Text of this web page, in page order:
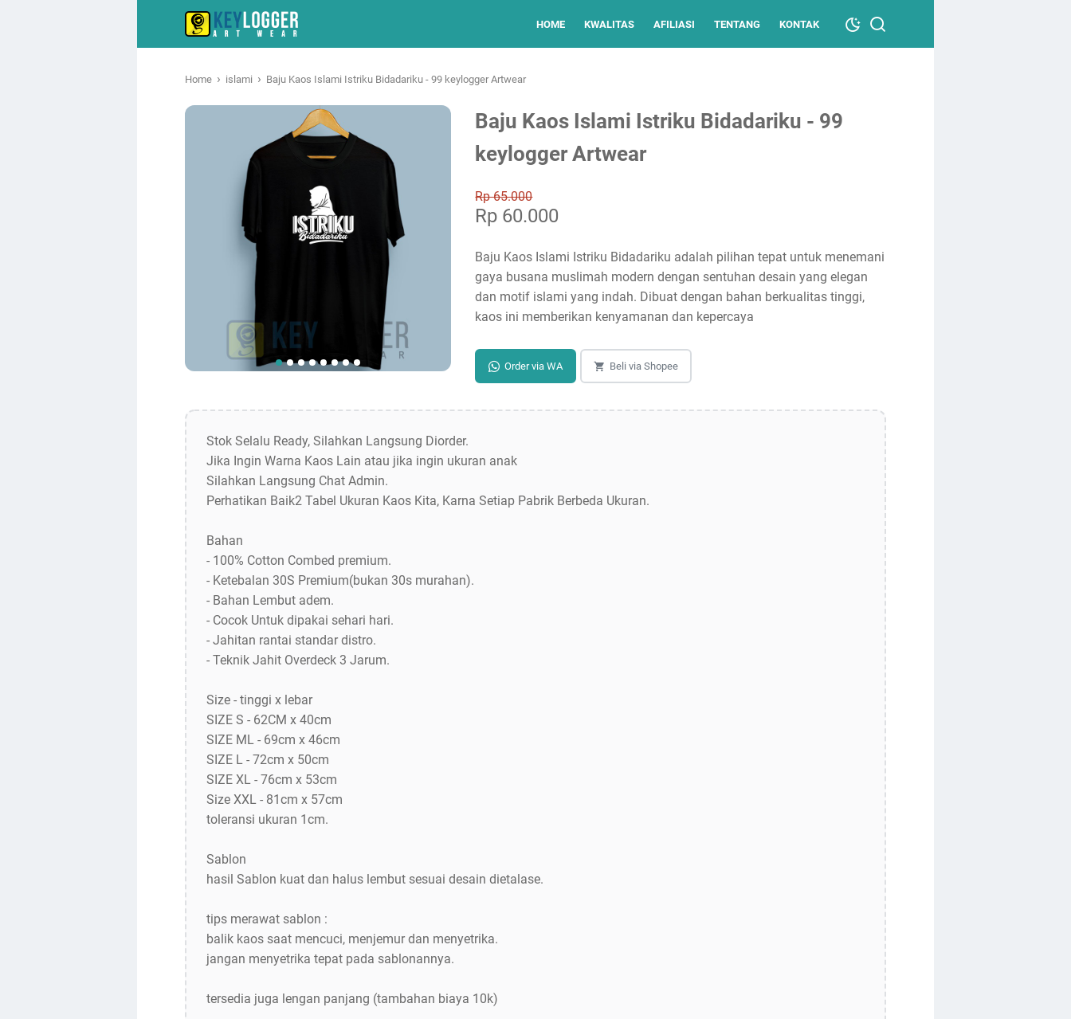
HOME KWALITAS AFILIASI TENTANG KONTAK
Home › islami › Baju Kaos Islami Istriku Bidadariku - 99 keylogger Artwear
Baju Kaos Islami Istriku Bidadariku - 99
keylogger Artwear
Rp 65.000
Rp 60.000
Baju Kaos Islami Istriku Bidadariku adalah pilihan tepat untuk menemani
gaya busana muslimah modern dengan sentuhan desain yang elegan
dan motif islami yang indah. Dibuat dengan bahan berkualitas tinggi,
kaos ini memberikan kenyamanan dan kepercaya
Order via WA Beli via Shopee
Stok Selalu Ready, Silahkan Langsung Diorder.
Jika Ingin Warna Kaos Lain atau jika ingin ukuran anak
Silahkan Langsung Chat Admin.
Perhatikan Baik2 Tabel Ukuran Kaos Kita, Karna Setiap Pabrik Berbeda Ukuran.
Bahan
- 100% Cotton Combed premium.
- Ketebalan 30S Premium(bukan 30s murahan).
- Bahan Lembut adem.
- Cocok Untuk dipakai sehari hari.
- Jahitan rantai standar distro.
- Teknik Jahit Overdeck 3 Jarum.
Size - tinggi x lebar
SIZE S - 62CM x 40cm
SIZE ML - 69cm x 46cm
SIZE L - 72cm x 50cm
SIZE XL - 76cm x 53cm
Size XXL - 81cm x 57cm
toleransi ukuran 1cm.
Sablon
hasil Sablon kuat dan halus lembut sesuai desain dietalase.
tips merawat sablon :
balik kaos saat mencuci, menjemur dan menyetrika.
jangan menyetrika tepat pada sablonannya.
tersedia juga lengan panjang (tambahan biaya 10k)